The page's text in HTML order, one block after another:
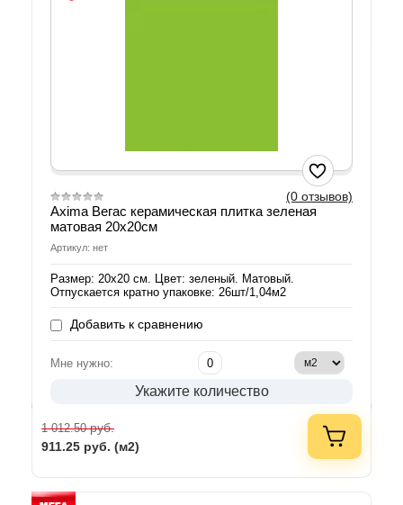
(0 отзывов)
Axima Вегас керамическая плитка зеленая
матовая 20х20см
Артикул: нет
Размер: 20х20 см. Цвет: зеленый. Матовый.
Отпускается кратно упаковке: 26шт/1,04м2
Добавить к сравнению
Мне нужно:
Укажите количество
1 012.50руб.
911.25 руб. (м2)